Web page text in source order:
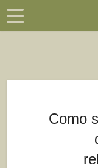
Como